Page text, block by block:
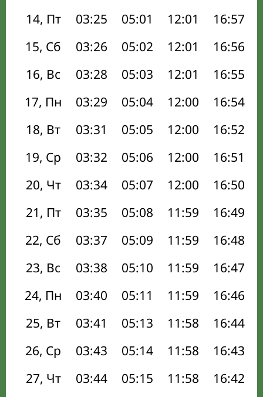
14, Пт
03:25 05:01 12:01 16:57
15, Сб
03:26 05:02 12:01 16:56
16, Вс
03:28 05:03 12:01 16:55
17, Пн
03:29 05:04 12:00 16:54
18, Вт
03:31 05:05 12:00 16:52
19, Ср
03:32 05:06 12:00 16:51
20, Чт
03:34 05:07 12:00 16:50
21, Пт
03:35 05:08 11:59 16:49
22, Сб
03:37 05:09 11:59 16:48
23, Вс
03:38 05:10 11:59 16:47
24, Пн
03:40 05:11 11:59 16:46
25, Вт
03:41 05:13 11:58 16:44
26, Ср
03:43 05:14 11:58 16:43
27, Чт
03:44 05:15 11:58 16:42